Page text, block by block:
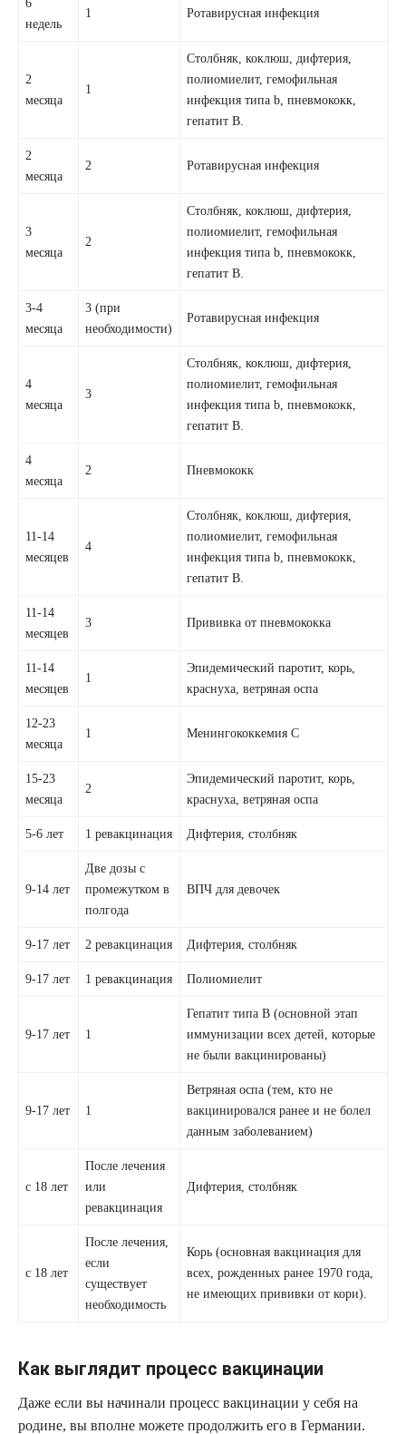
недель
1 Ротавирусная инфекция
2
месяца
1
Столбняк, коклюш, дифтерия,
полиомиелит, гемофильная
инфекция типа b, пневмококк,
гепатит В.
2
месяца
2 Ротавирусная инфекция
3
месяца
2
Столбняк, коклюш, дифтерия,
полиомиелит, гемофильная
инфекция типа b, пневмококк,
гепатит В.
3-4
месяца
3 (при
необходимости)
Ротавирусная инфекция
4
месяца
3
Столбняк, коклюш, дифтерия,
полиомиелит, гемофильная
инфекция типа b, пневмококк,
гепатит В.
4
месяца
2 Пневмококк
11-14
месяцев
4
Столбняк, коклюш, дифтерия,
полиомиелит, гемофильная
инфекция типа b, пневмококк,
гепатит В.
11-14
месяцев
3 Прививка от пневмококка
11-14
месяцев
1
Эпидемический паротит, корь,
краснуха, ветряная оспа
12-23
месяца
1 Менингококкемия С
15-23
месяца
2
Эпидемический паротит, корь,
краснуха, ветряная оспа
5-6 лет 1 ревакцинация Дифтерия, столбняк
9-14 лет
Две дозы с
промежутком в
полгода
ВПЧ для девочек
9-17 лет 2 ревакцинация Дифтерия, столбняк
9-17 лет 1 ревакцинация Полиомиелит
9-17 лет 1
Гепатит типа В (основной этап
иммунизации всех детей, которые
не были вакцинированы)
9-17 лет 1
Ветряная оспа (тем, кто не
вакцинировался ранее и не болел
данным заболеванием)
с 18 лет
После лечения
или
ревакцинация
Дифтерия, столбняк
с 18 лет
После лечения,
если
существует
необходимость
Корь (основная вакцинация для
всех, рожденных ранее 1970 года,
не имеющих прививки от кори).
Как выглядит процесс вакцинации
Даже если вы начинали процесс вакцинации у себя на
родине, вы вполне можете продолжить его в Германии.